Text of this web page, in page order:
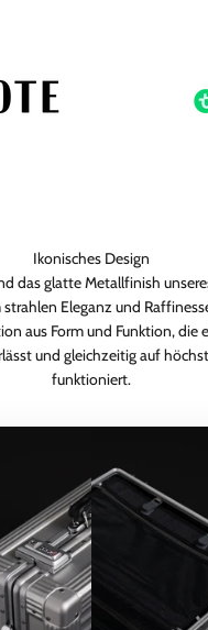
Ikonisches Design
das glatte Metallfinish
Eleganz und
aus Form und Funktion, die
und gleichzeitig auf
funktioniert.